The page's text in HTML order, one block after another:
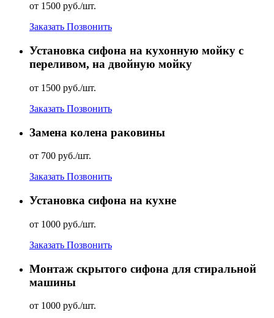
от 1500 руб./шт.
Заказать Позвонить
Установка сифона на кухонную мойку с
переливом, на двойную мойку
от 1500 руб./шт.
Заказать Позвонить
Замена колена раковины
от 700 руб./шт.
Заказать Позвонить
Установка сифона на кухне
от 1000 руб./шт.
Заказать Позвонить
Монтаж скрытого сифона для стиральной
машины
от 1000 руб./шт.